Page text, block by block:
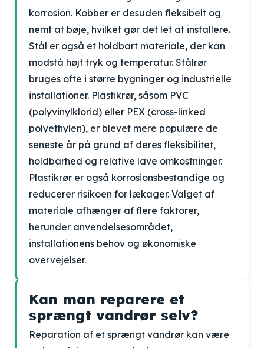
korrosion. Kobber er desuden fleksibelt og
nemt at bøje, hvilket gør det let at installere.
Stål er også et holdbart materiale, der kan
modstå højt tryk og temperatur. Stålrør
bruges ofte i større bygninger og industrielle
installationer. Plastikrør, såsom PVC
(polyvinylklorid) eller PEX (cross-linked
polyethylen), er blevet mere populære de
seneste år på grund af deres fleksibilitet,
holdbarhed og relative lave omkostninger.
Plastikrør er også korrosionsbestandige og
reducerer risikoen for lækager. Valget af
materiale afhænger af flere faktorer,
herunder anvendelsesområdet,
installationens behov og økonomiske
overvejelser.
Kan man reparere et
sprængt vandrør selv?
Reparation af et sprængt vandrør kan være